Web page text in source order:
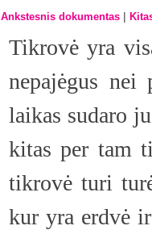
Ankstesnis dokumentas |
Tikrovė yra
nepajėgus
laikas sudaro
kitas per tam
tikrovė turi
kur yra erdvė